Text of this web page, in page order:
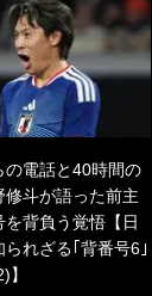
の電話と40時間の
修斗が語った前主
を背負う覚悟【日
れざる｢背番号6｣